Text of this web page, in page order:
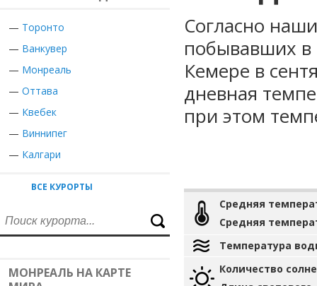
— Торонто
— Ванкувер
— Монреаль
— Оттава
— Квебек
— Виннипег
— Калгари
ВСЕ КУРОРТЫ
МОНРЕАЛЬ НА КАРТЕ
Согласно
побывавших в
Кемере в
дневная
при этом
Средняя
Средняя
Температура
Количество